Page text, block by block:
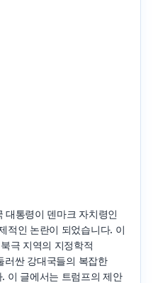
통령이 덴마크 자치령인
적인 논란이 되었습니다. 이
극 지역의 지정학적
러싼 강대국들의 복잡한
이 글에서는 트럼프의 제안